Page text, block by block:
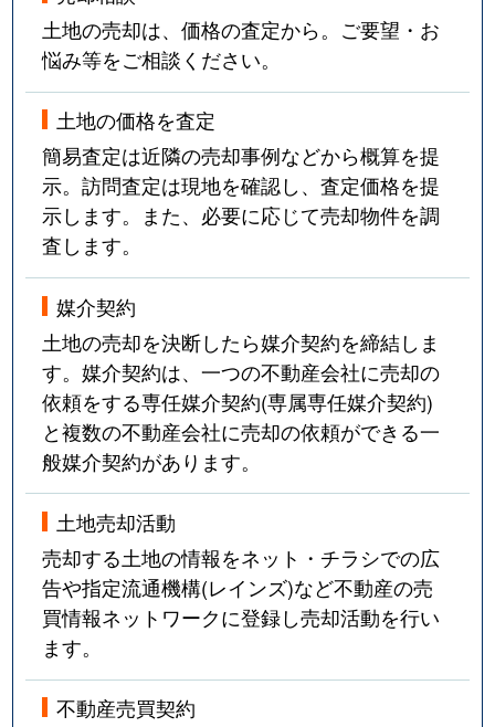
土地の売却は、価格の査定から。ご要望・お
悩み等をご相談ください。
土地の価格を査定
簡易査定は近隣の売却事例などから概算を提
示。訪問査定は現地を確認し、査定価格を提
示します。また、必要に応じて売却物件を調
査します。
媒介契約
土地の売却を決断したら媒介契約を締結しま
す。媒介契約は、一つの不動産会社に売却の
依頼をする専任媒介契約(専属専任媒介契約)
と複数の不動産会社に売却の依頼ができる一
般媒介契約があります。
土地売却活動
売却する土地の情報をネット・チラシでの広
告や指定流通機構(レインズ)など不動産の売
買情報ネットワークに登録し売却活動を行い
ます。
不動産売買契約